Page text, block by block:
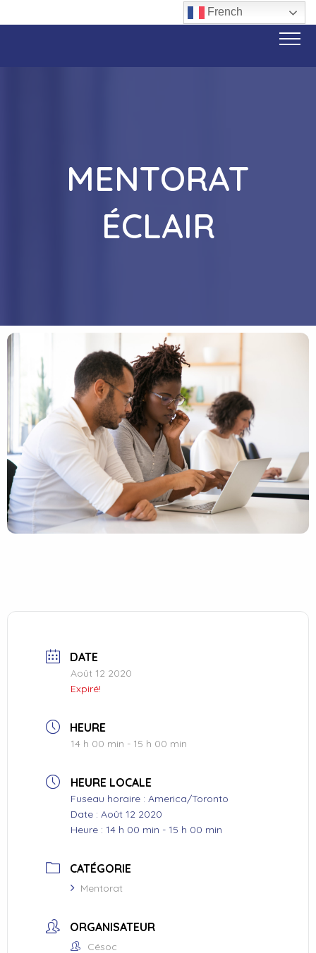
French
MENTORAT
ÉCLAIR
DATE
Août 12 2020
Expiré!
HEURE
14 h 00 min - 15 h 00 min
HEURE LOCALE
Fuseau horaire : America/Toronto
Date : Août 12 2020
Heure : 14 h 00 min - 15 h 00 min
CATÉGORIE
Mentorat
ORGANISATEUR
Césoc